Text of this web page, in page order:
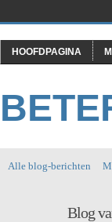
HOOFDPAGINA
Alle blog-berichten
Blog